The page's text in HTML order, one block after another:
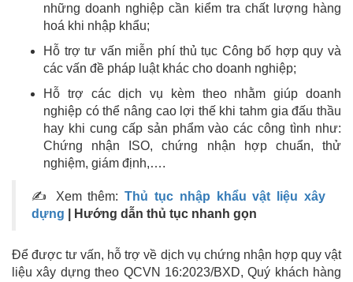
những doanh nghiệp cần kiểm tra chất lượng hàng
hoá khi nhập khẩu;
Hỗ trợ tư vấn miễn phí thủ tục Công bố hợp quy và
các vấn đề pháp luật khác cho doanh nghiệp;
Hỗ trợ các dịch vụ kèm theo nhằm giúp doanh
nghiệp có thể nâng cao lợi thế khi tahm gia đấu thầu
hay khi cung cấp sản phẩm vào các công tình như:
Chứng nhận ISO, chứng nhận hợp chuẩn, thử
nghiệm, giám định,….
✍ Xem thêm: Thủ tục nhập khẩu vật liệu xây
dựng | Hướng dẫn thủ tục nhanh gọn
Để được tư vấn, hỗ trợ về dịch vụ chứng nhận hợp quy vật
liệu xây dựng theo QCVN 16:2023/BXD, Quý khách hàng